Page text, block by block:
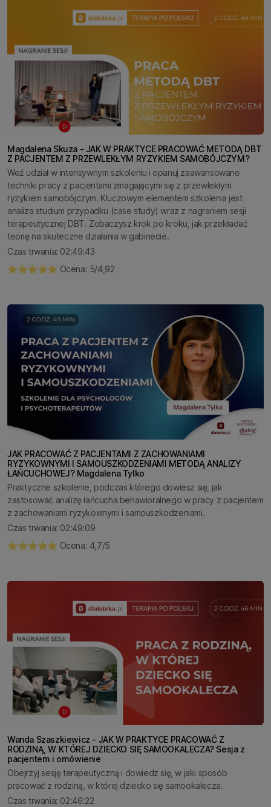
Magdalena Skuza - JAK W PRAKTYCE PRACOWAĆ METODĄ DBT
Z PACJENTEM Z PRZEWLEKŁYM RYZYKIEM SAMOBÓJCZYM?
Weź udział w intensywnym szkoleniu i opanuj zaawansowane
techniki pracy z pacjentami zmagającymi się z przewlekłym
ryzykiem samobójczym. Kluczowym elementem szkolenia jest
analiza studium przypadku (case study) wraz z nagraniem sesji
terapeutycznej DBT. Zobaczysz krok po kroku, jak przekładać
teorię na skuteczne działania w gabinecie.
Czas trwania: 02:49:43
⭐️⭐️⭐️⭐️⭐️ Ocena: 5/4,92
JAK PRACOWAĆ Z PACJENTAMI Z ZACHOWANIAMI
RYZYKOWNYMI I SAMOUSZKODZENIAMI METODĄ ANALIZY
ŁAŃCUCHOWEJ? Magdalena Tylko
Praktyczne szkolenie, podczas którego dowiesz się, jak
zastosować analizę łańcucha behawioralnego w pracy z pacjentem
z zachowaniami ryzykownymi i samouszkodzeniami.
Czas trwania: 02:49:09
⭐️⭐️⭐️⭐️⭐️ Ocena: 4,7/5
Wanda Szaszkiewicz - JAK W PRAKTYCE PRACOWAĆ Z
RODZINĄ, W KTÓREJ DZIECKO SIĘ SAMOOKALECZA? Sesja z
pacjentem i omówienie
Obejrzyj sesję terapeutyczną i dowiedz się, w jaki sposób
pracować z rodziną, w której dziecko się samookalecza.
Czas trwania: 02:46:22